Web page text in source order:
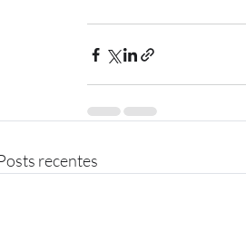
recentes